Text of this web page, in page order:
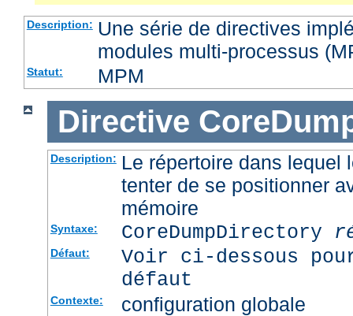
Description: Une série de directives
modules multi-processus
Statut: MPM
Directive
Description: Le répertoire dans lequel
tenter de se positionner
mémoire
Syntaxe: CoreDumpDirectory
Défaut:
Voir ci-dessous
défaut
Contexte: configuration globale